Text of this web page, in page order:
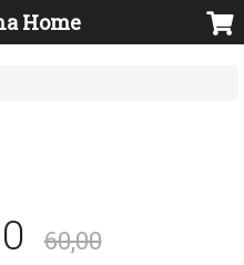
Home
60,00